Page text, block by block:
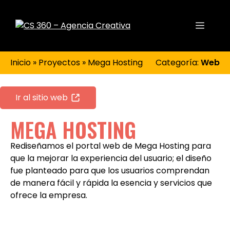
Inicio » Proyectos » Mega Hosting Categoría: Web
MEGA HOSTING
Rediseñamos el portal web de Mega Hosting para
que la mejorar la experiencia del usuario; el diseño
fue planteado para que los usuarios comprendan
de manera fácil y rápida la esencia y servicios que
ofrece la empresa.
Ir al sitio web